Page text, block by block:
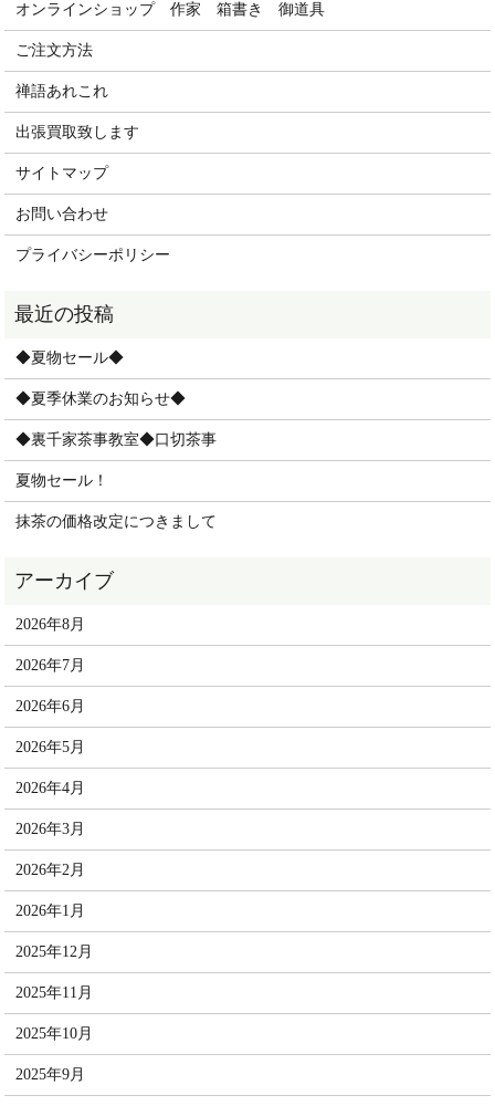
オンラインショップ 作家 箱書き 御道具
ご注文方法
禅語あれこれ
出張買取致します
サイトマップ
お問い合わせ
プライバシーポリシー
◆夏物セール◆
◆夏季休業のお知らせ◆
◆裏千家茶事教室◆口切茶事
夏物セール！
抹茶の価格改定につきまして
2026年8月
2026年7月
2026年6月
2026年5月
2026年4月
2026年3月
2026年2月
2026年1月
2025年12月
2025年11月
2025年10月
2025年9月